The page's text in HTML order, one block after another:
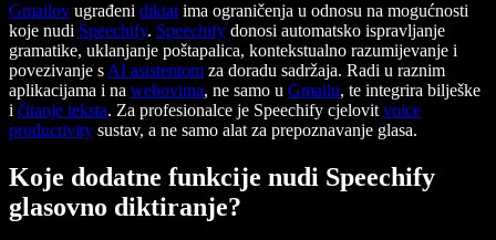
Gmailov ugrađeni diktat ima ograničenja u odnosu na mogućnosti
koje nudi Speechify. Speechify donosi automatsko ispravljanje
gramatike, uklanjanje poštapalica, kontekstualno razumijevanje i
povezivanje s AI asistentom za doradu sadržaja. Radi u raznim
aplikacijama i na webovima, ne samo u Gmailu, te integrira bilješke
i čitanje teksta. Za profesionalce je Speechify cjelovit voice
productivity sustav, a ne samo alat za prepoznavanje glasa.
Koje dodatne funkcije nudi Speechify
glasovno diktiranje?